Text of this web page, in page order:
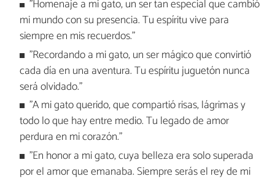
"Homenaje a mi gato, un ser tan especial que cambió
mi mundo con su presencia. Tu espíritu vive para
siempre en mis recuerdos."
"Recordando a mi gato, un ser mágico que convirtió
cada día en una aventura. Tu espíritu juguetón nunca
será olvidado."
"A mi gato querido, que compartió risas, lágrimas y
todo lo que hay entre medio. Tu legado de amor
perdura en mi corazón."
"En honor a mi gato, cuya belleza era solo superada
por el amor que emanaba. Siempre serás el rey de mi